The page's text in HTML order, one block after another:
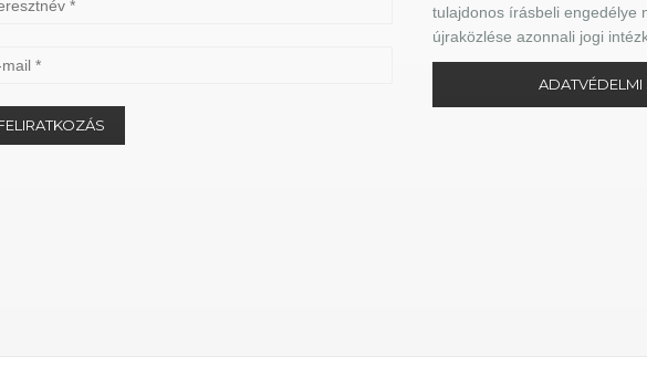
tulajdonos írásbeli engedélye
újraközlése azonnali jogi